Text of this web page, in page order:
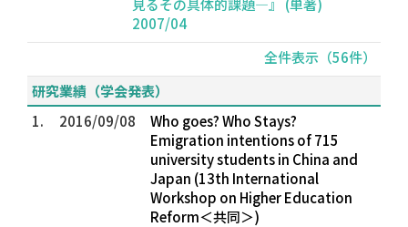
見るその具体的課題―』 (単著)
2007/04
全件表示（56件）
研究業績（学会発表）
1.
2016/09/08
Who goes? Who Stays?
Emigration intentions of 715
university students in China and
Japan (13th International
Workshop on Higher Education
Reform＜共同＞)